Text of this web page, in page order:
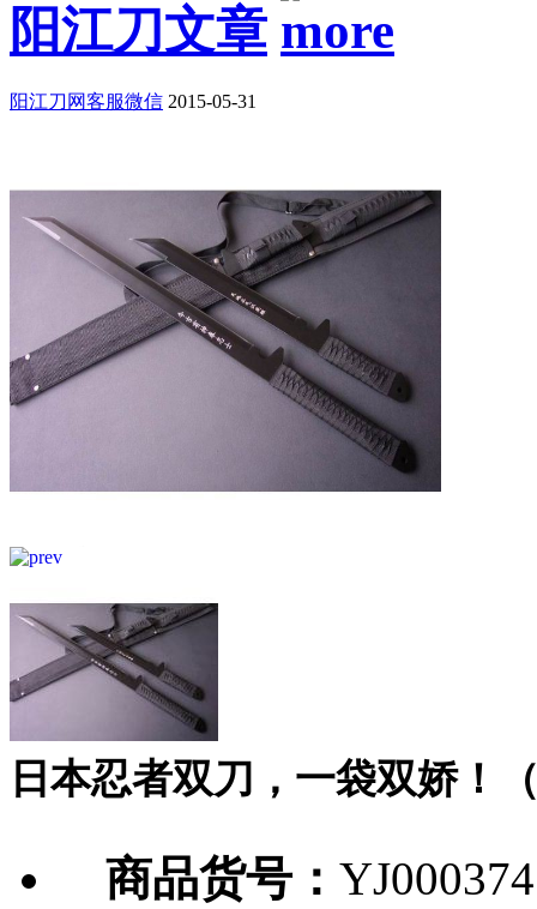
阳江刀文章
阳江刀网客服微信 2015-05-31
日本忍者双刀，一袋双娇！
商品货号： YJ000374